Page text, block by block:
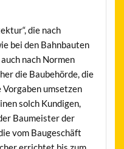
die nach
bei den Bahnbauten
nach Normen
die Baubehörde, die
umsetzen
solch Kundigen,
Baumeister der
vom Baugeschäft